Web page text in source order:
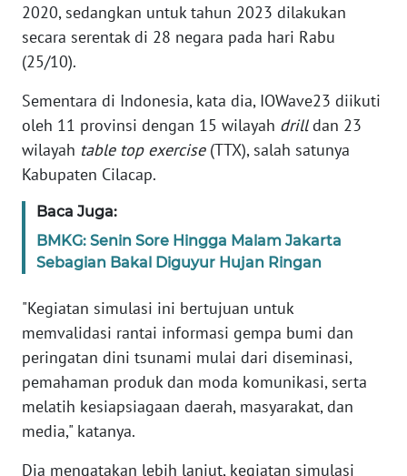
2020, sedangkan untuk tahun 2023 dilakukan
secara serentak di 28 negara pada hari Rabu
(25/10).
Sementara di Indonesia, kata dia, IOWave23 diikuti
oleh 11 provinsi dengan 15 wilayah drilldan 23
wilayah table top exercise(TTX), salah satunya
Kabupaten Cilacap.
Baca Juga:
BMKG: Senin Sore Hingga Malam Jakarta
Sebagian Bakal Diguyur Hujan Ringan
"Kegiatan simulasi ini bertujuan untuk
memvalidasi rantai informasi gempa bumi dan
peringatan dini tsunami mulai dari diseminasi,
pemahaman produk dan moda komunikasi, serta
melatih kesiapsiagaan daerah, masyarakat, dan
media," katanya.
Dia mengatakan lebih lanjut, kegiatan simulasi
WN
SUMUT
WN
JAKARTA
WN
WN
BANTEN
WN
WN
KEPRI
WN